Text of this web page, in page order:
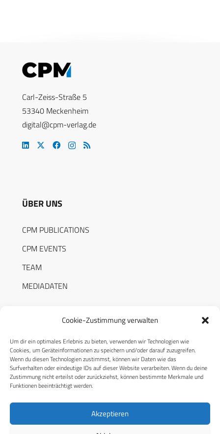
Cookie-Zustimmung verwalten
Um dir ein optimales Erlebnis zu bieten, verwenden wir Technologien wie
Cookies, um Geräteinformationen zu speichern und/oder darauf zuzugreifen.
Wenn du diesen Technologien zustimmst, können wir Daten wie das
Surfverhalten oder eindeutige IDs auf dieser Website verarbeiten. Wenn du deine
Zustimmung nicht erteilst oder zurückziehst, können bestimmte Merkmale und
Funktionen beeinträchtigt werden.
Akzeptieren
Carl-Zeiss-Straße 5
53340 Meckenheim
digital@cpm-verlag.de
ÜBER UNS
CPM PUBLICATIONS
CPM EVENTS
TEAM
MEDIADATEN
RECHTLICHES
Datenschutzerklärung
Cookie-Richtlinie (EU)